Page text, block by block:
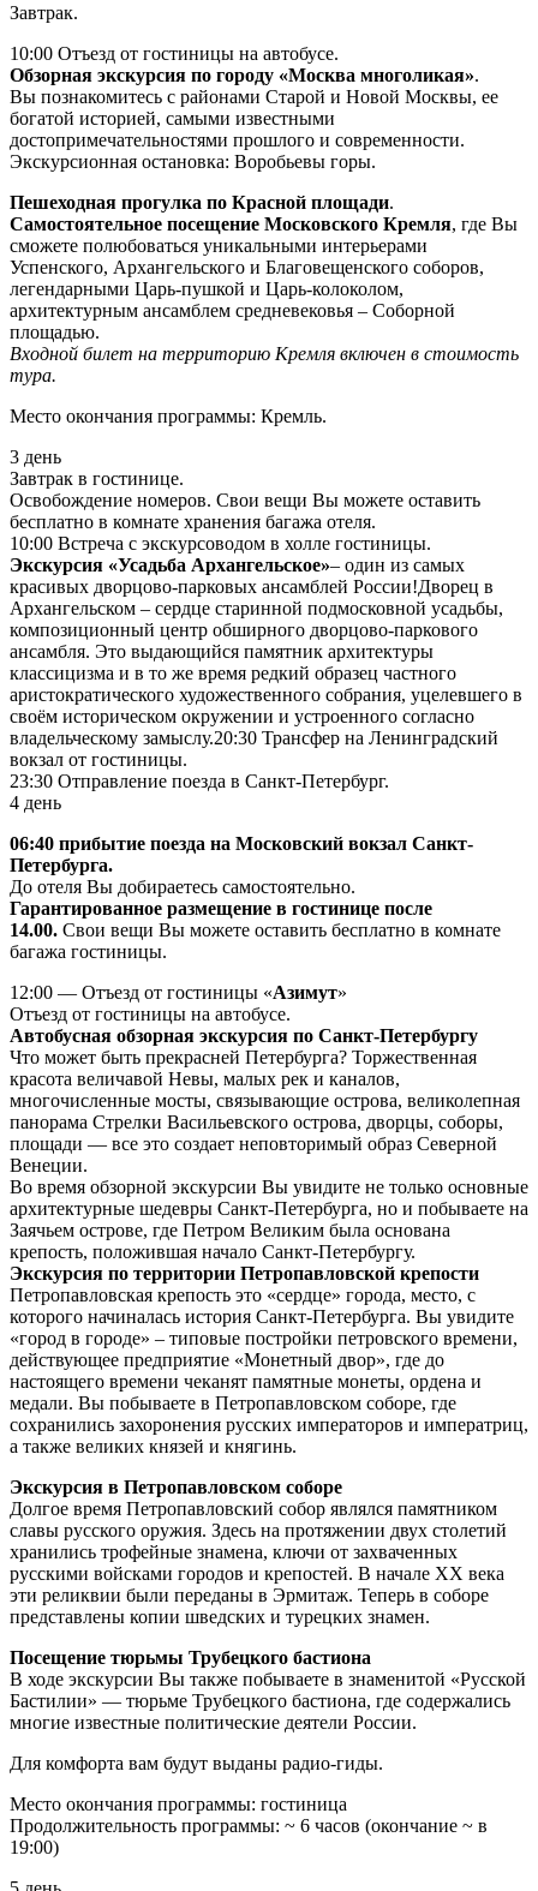
Завтрак.
10:00 Отъезд от гостиницы на автобусе.
Обзорная экскурсия по городу «Москва многоликая».
Вы познакомитесь с районами Старой и Новой Москвы, ее
богатой историей, самыми известными
достопримечательностями прошлого и современности.
Экскурсионная остановка: Воробьевы горы.
Пешеходная прогулка по Красной площади.
Самостоятельное посещение Московского Кремля, где Вы
сможете полюбоваться уникальными интерьерами
Успенского, Архангельского и Благовещенского соборов,
легендарными Царь-пушкой и Царь-колоколом,
архитектурным ансамблем средневековья – Соборной
площадью.
Входной билет на территорию Кремля включен в стоимость
тура.
Место окончания программы: Кремль.
3 день
Завтрак в гостинице.
Освобождение номеров. Свои вещи Вы можете оставить
бесплатно в комнате хранения багажа отеля.
10:00 Встреча с экскурсоводом в холле гостиницы.
Экскурсия «Усадьба Архангельское»– один из самых
красивых дворцово-парковых ансамблей России!Дворец в
Архангельском – сердце старинной подмосковной усадьбы,
композиционный центр обширного дворцово-паркового
ансамбля. Это выдающийся памятник архитектуры
классицизма и в то же время редкий образец частного
аристократического художественного собрания, уцелевшего в
своём историческом окружении и устроенного согласно
владельческому замыслу.20:30 Трансфер на Ленинградский
вокзал от гостиницы.
23:30 Отправление поезда в Санкт-Петербург.
4 день
06:40 прибытие поезда на Московский вокзал Санкт-
Петербурга.
До отеля Вы добираетесь самостоятельно.
Гарантированное размещение в гостинице после
14.00. Свои вещи Вы можете оставить бесплатно в комнате
багажа гостиницы.
12:00 — Отъезд от гостиницы «Азимут»
Отъезд от гостиницы на автобусе.
Автобусная обзорная экскурсия по Санкт-Петербургу
Что может быть прекрасней Петербурга? Торжественная
красота величавой Невы, малых рек и каналов,
многочисленные мосты, связывающие острова, великолепная
панорама Стрелки Васильевского острова, дворцы, соборы,
площади — все это создает неповторимый образ Северной
Венеции.
Во время обзорной экскурсии Вы увидите не только основные
архитектурные шедевры Санкт-Петербурга, но и побываете на
Заячьем острове, где Петром Великим была основана
крепость, положившая начало Санкт-Петербургу.
Экскурсия по территории Петропавловской крепости
Петропавловская крепость это «сердце» города, место, с
которого начиналась история Санкт-Петербурга. Вы увидите
«город в городе» – типовые постройки петровского времени,
действующее предприятие «Монетный двор», где до
настоящего времени чеканят памятные монеты, ордена и
медали. Вы побываете в Петропавловском соборе, где
сохранились захоронения русских императоров и императриц,
а также великих князей и княгинь.
Экскурсия в Петропавловском соборе
Долгое время Петропавловский собор являлся памятником
славы русского оружия. Здесь на протяжении двух столетий
хранились трофейные знамена, ключи от захваченных
русскими войсками городов и крепостей. В начале XX века
эти реликвии были переданы в Эрмитаж. Теперь в соборе
представлены копии шведских и турецких знамен.
Посещение тюрьмы Трубецкого бастиона
В ходе экскурсии Вы также побываете в знаменитой «Русской
Бастилии» — тюрьме Трубецкого бастиона, где содержались
многие известные политические деятели России.
Для комфорта вам будут выданы радио-гиды.
Место окончания программы: гостиница
Продолжительность программы: ~ 6 часов (окончание ~ в
19:00)